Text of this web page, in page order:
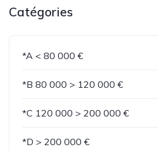
Catégories
*A < 80 000 €
*B 80 000 > 120 000 €
*C 120 000 > 200 000 €
*D > 200 000 €